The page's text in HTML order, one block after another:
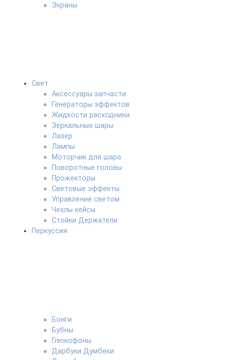
Экраны
Свет
Аксессуары запчасти
Генераторы эффектов
Жидкости расходники
Зеркальные шары
Лазер
Лампы
Моторчик для шара
Поворотные головы
Прожекторы
Световые эффекты
Управление светом
Чехлы кейсы
Стойки Держатели
Перкуссия
Бонги
Бубны
Глюкофоны
Дарбуки Думбеки